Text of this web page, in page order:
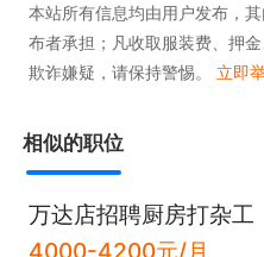
本站所有信息均由用户发布，
布者承担；凡收取服装费、押
欺诈嫌疑，请保持警惕。 立即
相似的职位
万达店招聘厨房打杂工
4000-4200元/月